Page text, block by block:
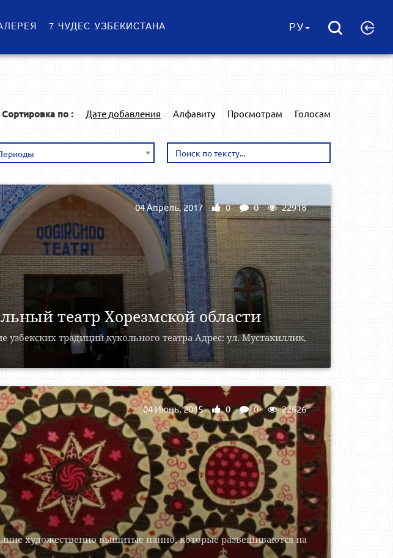
7 ЧУДЕС УЗБЕКИСТАНА РУ
Сортировка по : Дате добавления Алфавиту Просмотрам Голосам
театр Хорезмской области
традиций кукольного театра Адрес: ул. Мустакиллик,
04 Апрель, 2017 0 0 22918
художественно вышитые панно, которые развешиваются на
04 Июнь, 2015 0 0 22626